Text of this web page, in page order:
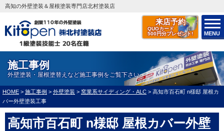
来店予約
QUOカード
500円分プレゼント!
MENU
高知の外壁塗装＆屋根塗装専門店北村塗装店
施工事例
外壁塗装・屋根塗替えなど施工事例をご覧下さい
HOME > 施工事例 > 外壁塗装 > 窯業系サイディング・ALC > 高知市百石町 n様邸 屋根カ
バー外壁塗装工事
高知市百石町 n様邸 屋根カバー外壁